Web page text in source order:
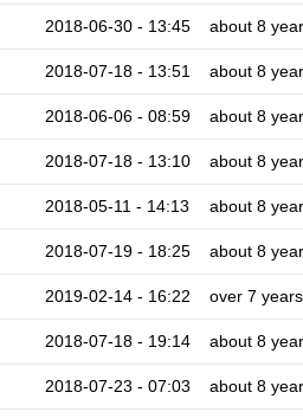
2018-06-30 - 13:45 about 8
2018-07-18 - 13:51 about 8
2018-06-06 - 08:59 about 8
2018-07-18 - 13:10 about 8
2018-05-11 - 14:13 about 8
2018-07-19 - 18:25 about 8
2019-02-14 - 16:22 over 7 years
2018-07-18 - 19:14 about 8
2018-07-23 - 07:03 about 8